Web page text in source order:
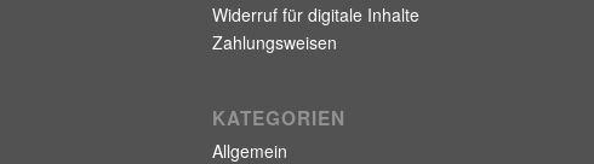
Widerruf für digitale Inhalte
Zahlungsweisen
KATEGORIEN
Allgemein